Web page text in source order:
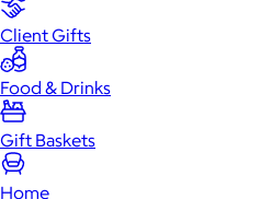
Client Gifts
Food & Drinks
Gift Baskets
Home